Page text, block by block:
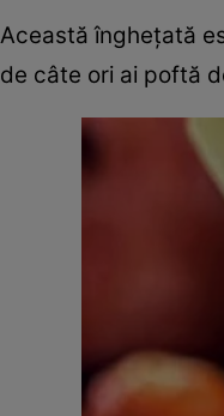
Această înghețată
de câte ori ai poftă